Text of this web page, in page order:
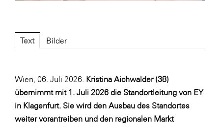
Gas Connect Austria
Getzner Werkstoffe
Heimat Österreich
ikp
Text Bilder
Wien, 06. Juli 2026. Kristina Aichwalder (38)
übernimmt mit 1. Juli 2026 die Standortleitung von EY
in Klagenfurt. Sie wird den Ausbau des Standortes
weiter vorantreiben und den regionalen Markt